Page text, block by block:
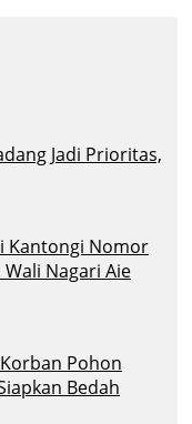
Jadi Prioritas,
Kantongi Nomor
Nagari Aie
Pohon
Bedah